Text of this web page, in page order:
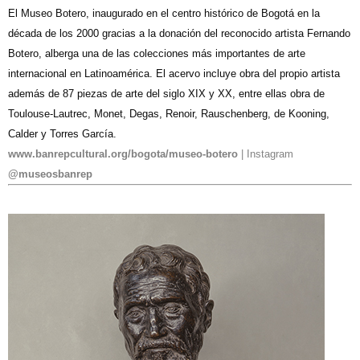
El Museo Botero, inaugurado en el centro histórico de Bogotá en la
década de los 2000 gracias a la donación del reconocido artista Fernando
Botero, alberga una de las colecciones más importantes de arte
internacional en Latinoamérica. El acervo incluye obra del propio artista
además de 87 piezas de arte del siglo XIX y XX, entre ellas obra de
Toulouse-Lautrec, Monet, Degas, Renoir, Rauschenberg, de Kooning,
Calder y Torres García.
www.banrepcultural.org/bogota/museo-botero | Instagram
@museosbanrep